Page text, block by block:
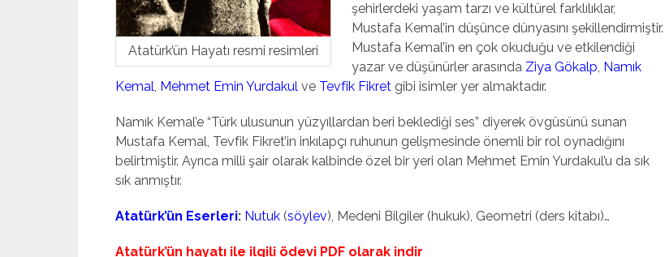
Atatürk’ün Hayatı resmi resimleri
şehirlerdeki yaşam tarzı ve kültürel farklılıklar,
Mustafa Kemal’in düşünce dünyasını şekillendirmiştir.
Mustafa Kemal’in en çok okuduğu ve etkilendiği
yazar ve düşünürler arasında Ziya Gökalp, Namık
Kemal, Mehmet Emin Yurdakul ve Tevfik Fikret gibi isimler yer almaktadır.
Namık Kemal’e “Türk ulusunun yüzyıllardan beri beklediği ses” diyerek övgüsünü sunan
Mustafa Kemal, Tevfik Fikret’in inkılapçı ruhunun gelişmesinde önemli bir rol oynadığını
belirtmiştir. Ayrıca milli şair olarak kalbinde özel bir yeri olan Mehmet Emin Yurdakul’u da sık
sık anmıştır.
Atatürk’ün Eserleri: Nutuk (söylev), Medeni Bilgiler (hukuk), Geometri (ders kitabı)…
Atatürk’ün hayatı ile ilgili ödevi PDF olarak indir